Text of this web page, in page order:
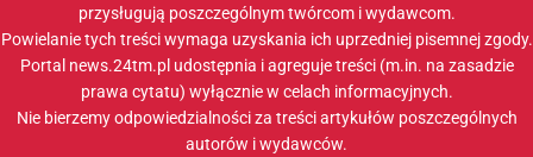
przysługują poszczególnym twórcom i wydawcom.
Powielanie tych treści wymaga uzyskania ich uprzedniej pisemnej zgody.
Portal news.24tm.pl udostępnia i agreguje treści (m.in. na zasadzie
prawa cytatu) wyłącznie w celach informacyjnych.
Nie bierzemy odpowiedzialności za treści artykułów poszczególnych
autorów i wydawców.